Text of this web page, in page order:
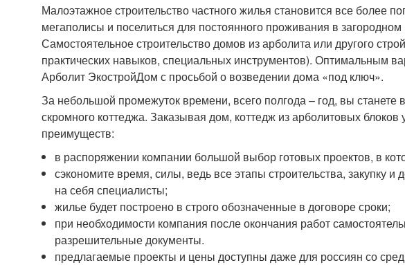
Малоэтажное строительство частного жилья становится все более
мегаполисы и поселиться для постоянного проживания в
Самостоятельное строительство домов из арболита или другого
практических навыков, специальных инструментов). Оптимальным
Арболит ЭкостройДом с просьбой о возведении дома «под ключ».
За небольшой промежуток времени, всего полгода – год, вы станете
скромного коттеджа. Заказывая дом, коттедж из арболитовых
преимуществ:
в распоряжении компании большой выбор готовых проектов, в
сэкономите время, силы, ведь все этапы строительства, закупку
на себя специалисты;
жилье будет построено в строго обозначенные в договоре сроки;
при необходимости компания после окончания работ
разрешительные документы.
предлагаемые проекты и цены доступны даже для россиян со